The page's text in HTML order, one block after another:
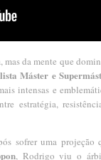
mas da mente que
Máster e
intensas e
estratégia,
sofrer uma projeção
, Rodrigo viu o